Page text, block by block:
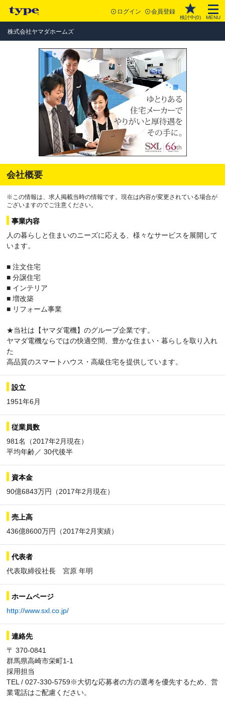
ログイン 会員登録
検討中(0) MENU
株式会社ヤマダホームズ
会社概要
※この情報は、求人掲載当時の情報です。現在は内容が変更されている場合が
ございますのでご注意ください。
事業内容
人の暮らしと住まいのニーズに応える、様々なサービスを展開して
います。
■ 注文住宅
■ 分譲住宅
■ インテリア
■ 増改築
■ リフォーム事業
★当社は【ヤマダ電機】のグループ企業です。
ヤマダ電機ならではの快適空間、豊かな住まい・暮らしを取り入れ
た
高品質のスマートハウス・高級住宅を提供しています。
設立
1951年6月
従業員数
981名（2017年2月現在）
平均年齢／ 30代後半
資本金
90億6843万円（2017年2月現在）
売上高
436億8600万円（2017年2月実績）
代表者
代表取締役社長 宮原 年明
ホームページ
http://www.sxl.co.jp/
連絡先
〒 370-0841
群馬県高崎市栄町1-1
採用担当
TEL / 027-330-5759※大切な応募者の方の選考を優先するため、営
業電話はご配慮ください。